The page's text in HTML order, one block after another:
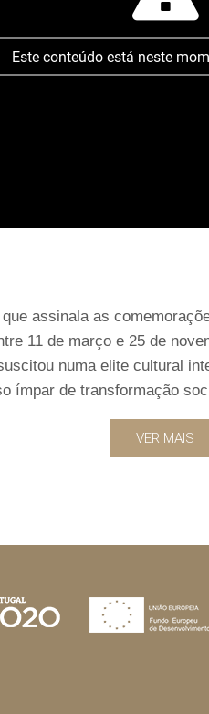
Este conteúdo está neste
assinala as
11 de março e 25 de
numa elite cultural
ímpar de transformação
VER MAIS